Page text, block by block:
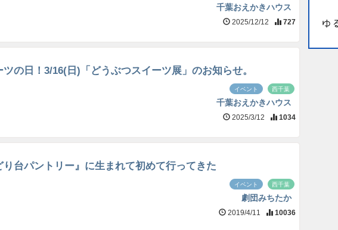
千葉おえかきハウス
2025/12/12 727
の日！3/16(日)「どうぶつスイーツ展」のお知らせ。
イベント 西千葉
千葉おえかきハウス
2025/3/12 1034
り台パントリー』に生まれて初めて行ってきた
イベント 西千葉
劇団みちたか
2019/4/11 10036